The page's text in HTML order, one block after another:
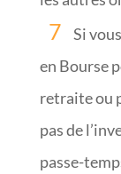
Si
en Bourse
retraite ou
pas de
passe-